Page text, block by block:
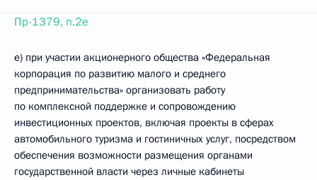
Пр-1379, п.2е
е) при участии акционерного общества «Федеральная
корпорация по развитию малого и среднего
предпринимательства» организовать работу
по комплексной поддержке и сопровождению
инвестиционных проектов, включая проекты в сферах
автомобильного туризма и гостиничных услуг, посредством
обеспечения возможности размещения органами
государственной власти через личные кабинеты